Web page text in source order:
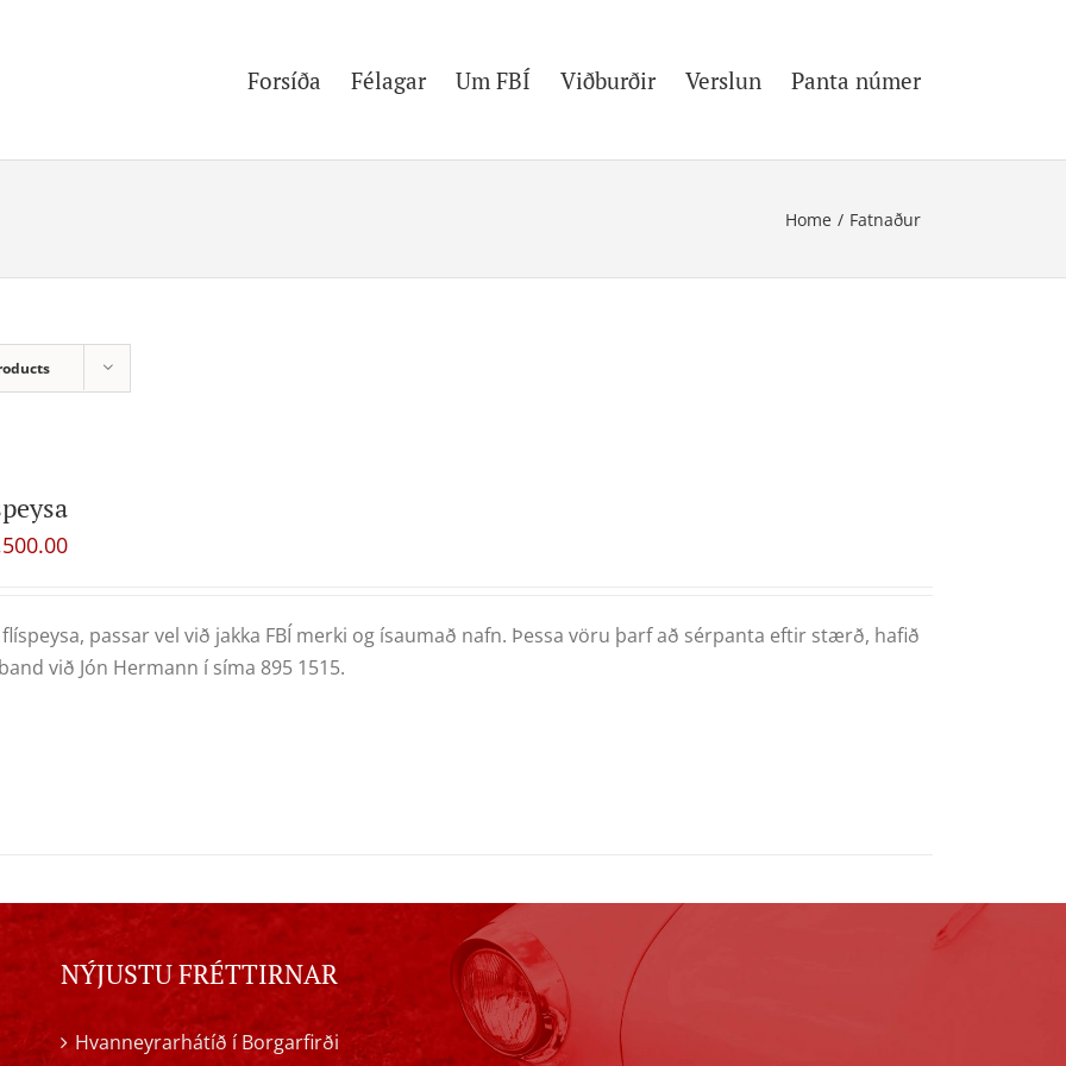
Forsíða Félagar Um FBÍ Viðburðir Verslun Panta númer
Home / Fatnaður
passar vel við jakka FBÍ merki og ísaumað nafn. Þessa vöru þarf að sérpanta eftir stærð, hafið
við Jón Hermann í síma 895 1515.
NÝJUSTU FRÉTTIRNAR
Hvanneyrarhátíð í Borgarfirði